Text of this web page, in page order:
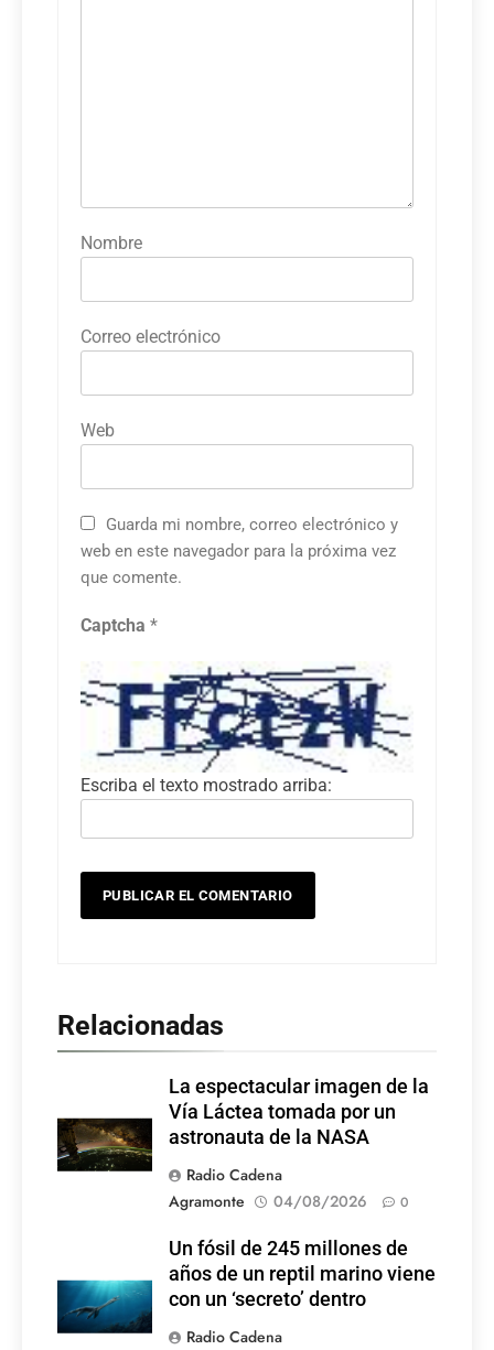
Nombre
Correo electrónico
Web
Guarda mi nombre, correo electrónico y
web en este navegador para la próxima vez
que comente.
Captcha *
Escriba el texto mostrado arriba:
Relacionadas
La espectacular imagen de la
Vía Láctea tomada por un
astronauta de la NASA
Radio Cadena
Agramonte
04/08/2026 0
Un fósil de 245 millones de
años de un reptil marino viene
con un ‘secreto’ dentro
Radio Cadena